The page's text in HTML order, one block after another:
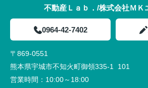
不動産Ｌａｂ．/株式会社ＭＫ
0964-42-7402
〒869-0551
熊本県宇城市不知火町御領335-1 101
営業時間： 10:00～18:00